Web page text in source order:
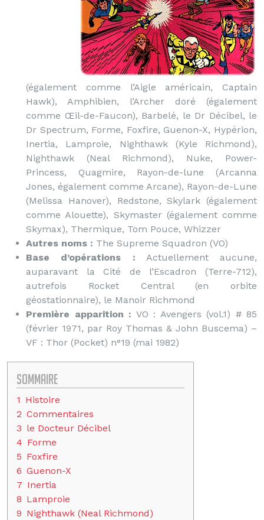
(également comme l’Aigle américain, Captain
Hawk), Amphibien, l’Archer doré (également
comme Œil-de-Faucon), Barbelé, le Dr Décibel, le
Dr Spectrum, Forme, Foxfire, Guenon-X, Hypérion,
Inertia, Lamproie, Nighthawk (Kyle Richmond),
Nighthawk (Neal Richmond), Nuke, Power-
Princess, Quagmire, Rayon-de-lune (Arcanna
Jones, également comme Arcane), Rayon-de-Lune
(Melissa Hanover), Redstone, Skylark (également
comme Alouette), Skymaster (également comme
Skymax), Thermique, Tom Pouce, Whizzer
Autres noms : The Supreme Squadron (VO)
Base d’opérations : Actuellement aucune,
auparavant la Cité de l’Escadron (Terre-712),
autrefois Rocket Central (en orbite
géostationnaire), le Manoir Richmond
Première apparition : VO : Avengers (vol.1) # 85
(février 1971, par Roy Thomas & John Buscema) –
VF : Thor (Pocket) n°19 (mai 1982)
Sommaire
1 Histoire
2 Commentaires
3 le Docteur Décibel
4 Forme
5 Foxfire
6 Guenon-X
7 Inertia
8 Lamproie
9 Nighthawk (Neal Richmond)